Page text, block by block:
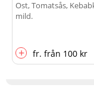
Ost, Tomatsås,
mild.
+ fr. från 100 kr